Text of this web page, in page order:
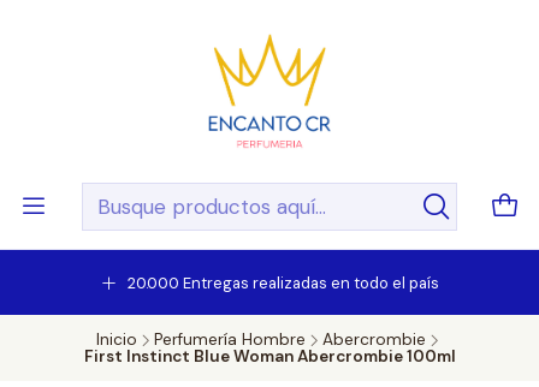
20.000 Entregas realizadas en todo el país
Inicio Perfumería Hombre
Abercrombie
First Instinct Blue Woman Abercrombie 100ml